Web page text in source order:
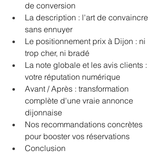
de conversion
﻿﻿La description : l'art de convaincre
sans ennuyer
﻿﻿Le positionnement prix à Dijon : ni
trop cher, ni bradé
﻿﻿La note globale et les avis clients :
votre réputation numérique
﻿﻿Avant / Après : transformation
complète d'une vraie annonce
dijonnaise
﻿﻿Nos recommandations concrètes
pour booster vos réservations
﻿﻿Conclusion